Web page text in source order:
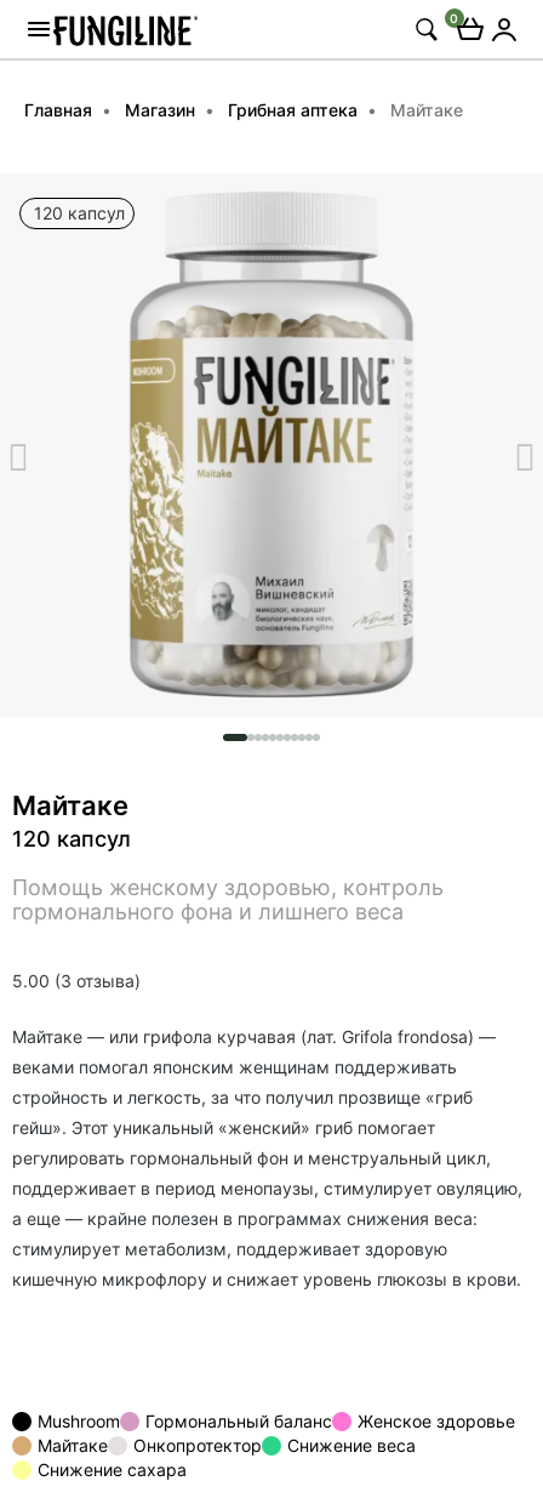
0
Главная Магазин Грибная аптека Майтаке
120 капсул
5.00 (3 отзыва)
Майтаке
120 капсул
Помощь женскому здоровью, контроль
гормонального фона и лишнего веса
Майтаке — или грифола курчавая (лат. Grifola frondosa) —
веками помогал японским женщинам поддерживать
стройность и легкость, за что получил прозвище «гриб
гейш». Этот уникальный «женский» гриб помогает
регулировать гормональный фон и менструальный цикл,
поддерживает в период менопаузы, стимулирует овуляцию,
а еще — крайне полезен в программах снижения веса:
стимулирует метаболизм, поддерживает здоровую
кишечную микрофлору и снижает уровень глюкозы в крови.
Mushroom Гормональный баланс
Женское здоровье
Майтаке
Онкопротектор
Снижение веса
Снижение сахара